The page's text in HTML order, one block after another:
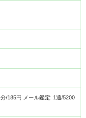
/185円 メール鑑定: 1通/5200